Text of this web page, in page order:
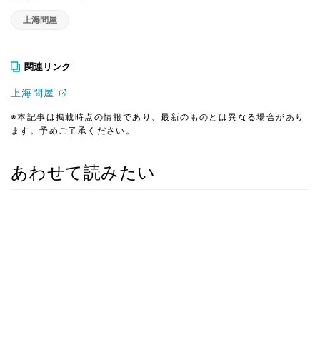
上海問屋
関連リンク
上海問屋
※本記事は掲載時点の情報であり、最新のものとは異なる場合があり
ます。予めご了承ください。
あわせて読みたい